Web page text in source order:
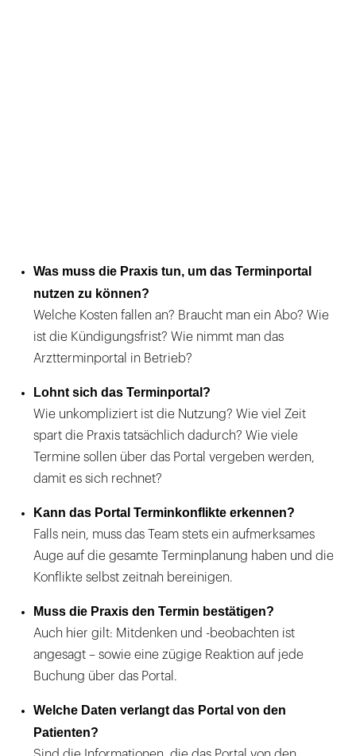
Was muss die Praxis tun, um das Terminportal
nutzen zu können?
Welche Kosten fallen an? Braucht man ein Abo? Wie
ist die Kündigungsfrist? Wie nimmt man das
Arztterminportal in Betrieb?
Lohnt sich das Terminportal?
Wie unkompliziert ist die Nutzung? Wie viel Zeit
spart die Praxis tatsächlich dadurch? Wie viele
Termine sollen über das Portal vergeben werden,
damit es sich rechnet?
Kann das Portal Terminkonflikte erkennen?
Falls nein, muss das Team stets ein aufmerksames
Auge auf die gesamte Terminplanung haben und die
Konflikte selbst zeitnah bereinigen.
Muss die Praxis den Termin bestätigen?
Auch hier gilt: Mitdenken und -beobachten ist
angesagt – sowie eine zügige Reaktion auf jede
Buchung über das Portal.
Welche Daten verlangt das Portal von den
Patienten?